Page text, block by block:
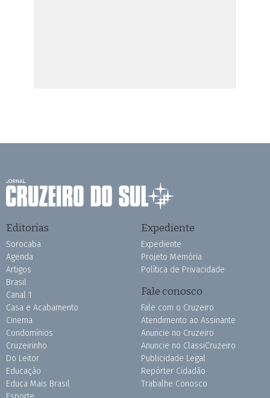
Editorias
Sorocaba
Agenda
Artigos
Brasil
Canal 1
Casa e Acabamento
Cinema
Condomínios
Cruzeirinho
Do Leitor
Educação
Educa Mais Brasil
Expediente
Expediente
Projeto Memória
Política de Privacidade
Fale conosco
Fale com o Cruzeiro
Atendimento ao Assinante
Anuncie no Cruzeiro
Anuncie no ClassiCruzeiro
Publicidade Legal
Repórter Cidadão
Trabalhe Conosco